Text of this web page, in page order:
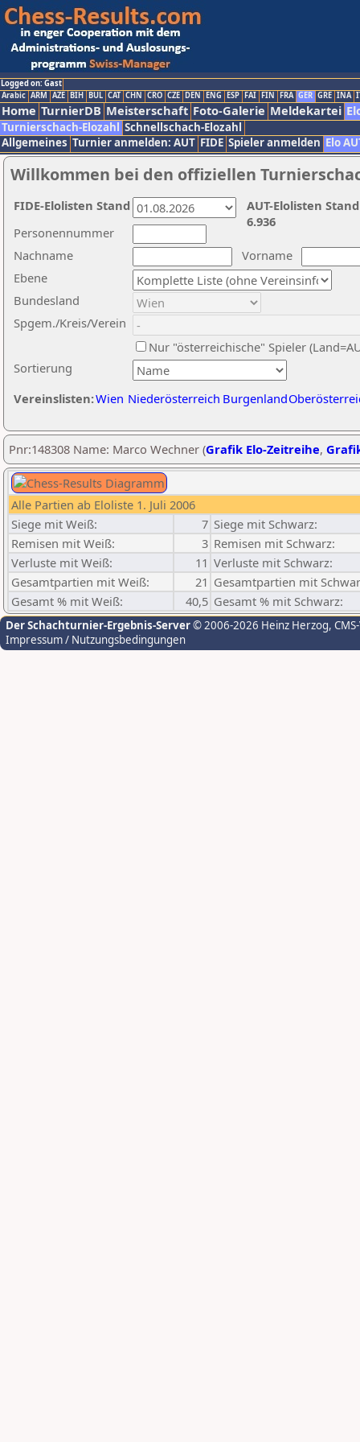
Logged on: Gast
Arabic ARM AZE BIH BUL CAT CHN CRO CZE DEN ENG ESP FAI FIN FRA GER GRE INA
Home TurnierDB Meisterschaft Foto-Galerie Meldekartei
Turnierschach-Elozahl Schnellschach-Elozahl
Allgemeines Turnier anmelden: AUT FIDE Spieler anmelden Elo
Willkommen bei den offiziellen
Nachname
Vorname
Ebene
Sortierung
Personennummer
Bundesland
Spgem./Kreis/Verein
Nur "österreichische" Spieler
Vereinslisten:Wien Niederösterreich Burgenland
AUT-Elolisten
6.936
FIDE-Elolisten Stand
Pnr:148308 Name: Marco Wechner (Grafik Elo-Zeitreihe,
Alle Partien ab Eloliste 1. Juli 2006
Siege mit Weiß:
7 Siege mit Schwarz:
Remisen mit Weiß:
3 Remisen mit Schwarz:
Verluste mit Weiß:
11 Verluste mit Schwarz:
Gesamtpartien mit Weiß:
21 Gesamtpartien mit
Gesamt % mit Weiß:
40,5 Gesamt % mit Schwarz:
Der Schachturnier-Ergebnis-Server© 2006-2026 Heinz Herzog,
Impressum / Nutzungsbedingungen